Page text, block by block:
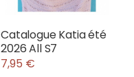
Catalogue Katia été
2026 All S7
7,95 €